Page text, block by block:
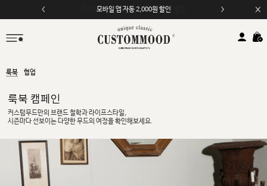
모바일 앱 자동 2,000원 할인
룩북 협업
룩북 캠페인
커스텀무드만의 브랜드 철학과 라이프스타일,
시즌마다 선보이는 다양한 무드의 여정을 확인해보세요.